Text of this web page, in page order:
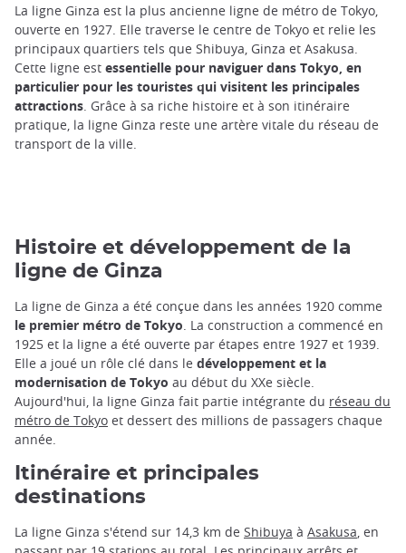
La ligne Ginza est la plus ancienne ligne de métro de Tokyo,
ouverte en 1927. Elle traverse le centre de Tokyo et relie les
principaux quartiers tels que Shibuya, Ginza et Asakusa.
Cette ligne est essentielle pour naviguer dans Tokyo, en
particulier pour les touristes qui visitent les principales
attractions . Grâce à sa riche histoire et à son itinéraire
pratique, la ligne Ginza reste une artère vitale du réseau de
transport de la ville.
Histoire et développement de la
ligne de Ginza
La ligne de Ginza a été conçue dans les années 1920 comme
le premier métro de Tokyo. La construction a commencé en
1925 et la ligne a été ouverte par étapes entre 1927 et 1939.
Elle a joué un rôle clé dans le développement et la
modernisation de Tokyo au début du XXe siècle.
Aujourd'hui, la ligne Ginza fait partie intégrante du réseau du
métro de Tokyo et dessert des millions de passagers chaque
année.
Itinéraire et principales
destinations
La ligne Ginza s'étend sur 14,3 km de Shibuya à Asakusa, en